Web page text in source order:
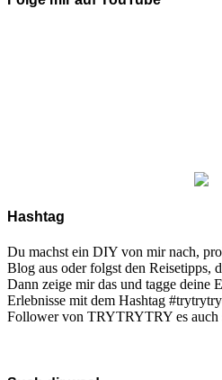
Hashtag
Du machst ein DIY von mir nach,
Blog aus oder folgst den Reisetipps,
Dann zeige mir das und tagge deine
Erlebnisse mit dem Hashtag
Follower von TRYTRYTRY es auch